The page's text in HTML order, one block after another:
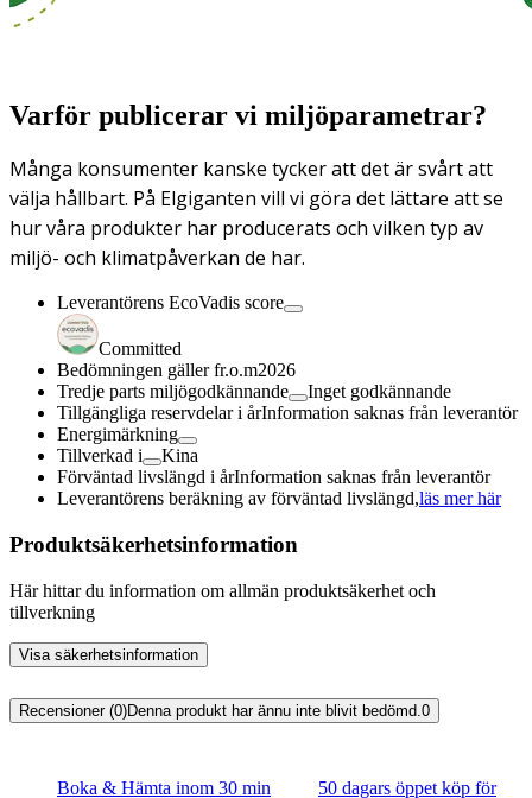
Varför publicerar vi miljöparametrar?
Många konsumenter kanske tycker att det är svårt att
välja hållbart. På Elgiganten vill vi göra det lättare att se
hur våra produkter har producerats och vilken typ av
miljö- och klimatpåverkan de har.
Leverantörens EcoVadis score
Committed
Bedömningen gäller fr.o.m2026
Tredje parts miljögodkännande
Inget godkännande
Tillgängliga reservdelar i årInformation saknas från leverantör
Energimärkning
Tillverkad i
Kina
Förväntad livslängd i årInformation saknas från leverantör
Leverantörens beräkning av förväntad livslängd,läs mer här
Produktsäkerhetsinformation
Här hittar du information om allmän produktsäkerhet och
tillverkning
Visa säkerhetsinformation
Recensioner (0)Denna produkt har ännu inte blivit bedömd. 0
Boka & Hämta inom 30 min 50 dagars öppet köp för